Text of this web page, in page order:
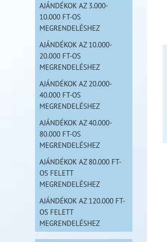
AJÁNDÉKOK AZ 3.000-
10.000 FT-OS
MEGRENDELÉSHEZ
AJÁNDÉKOK AZ 10.000-
20.000 FT-OS
MEGRENDELÉSHEZ
AJÁNDÉKOK AZ 20.000-
40.000 FT-OS
MEGRENDELÉSHEZ
AJÁNDÉKOK AZ 40.000-
80.000 FT-OS
MEGRENDELÉSHEZ
AJÁNDÉKOK AZ 80.000 FT-
OS FELETT
MEGRENDELÉSHEZ
AJÁNDÉKOK AZ 120.000 FT-
OS FELETT
MEGRENDELÉSHEZ